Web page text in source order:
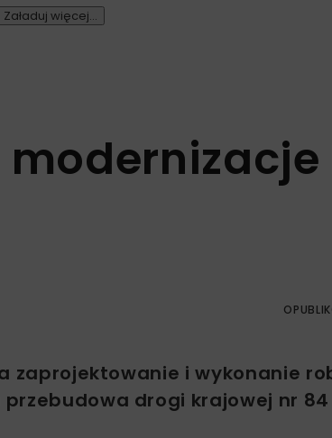
Załaduj więcej...
zaprojektowanie i wykonanie
drogi krajowej nr